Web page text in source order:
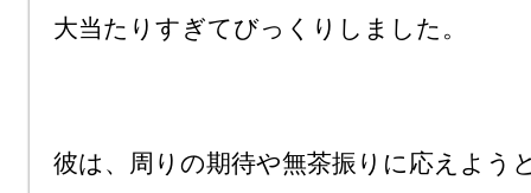
大当たりすぎてびっくりしました。
彼は、周りの期待や無茶振りに応えよう